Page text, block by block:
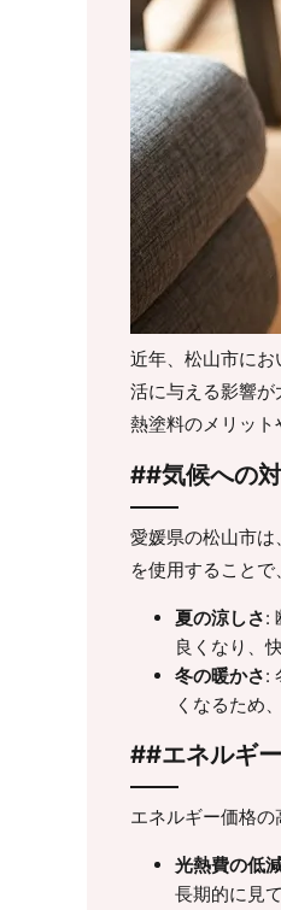
近年、松山市に
活に与える影響
熱塗料のメリット
##気候への
愛媛県の松山市
を使用することで
夏の涼しさ:
良くなり、
冬の暖かさ:
くなるため
##エネルギ
エネルギー価格の
光熱費の低
長期的に見